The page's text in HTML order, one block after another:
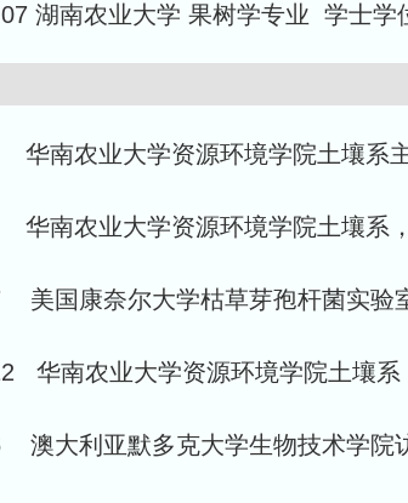
湖南农业大学 果树学专业 学士学
南农业大学资源环境学院土壤系
南农业大学资源环境学院土壤系
美国康奈尔大学枯草芽孢杆菌实验
华南农业大学资源环境学院土壤系
澳大利亚默多克大学生物技术学院